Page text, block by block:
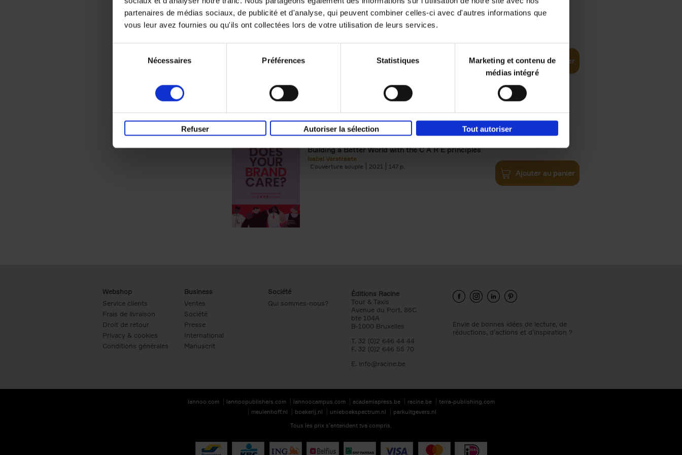
partenaires de médias sociaux, de publicité et d'analyse, qui peuvent combiner celles-ci avec d'autres informations que
vous leur avez fournies ou qu'ils ont collectées lors de votre utilisation de leurs services.
Nécessaires Préférences Statistiques
Marketing et contenu de
médias intégré
Refuser Autoriser la sélection Tout autoriser
Digital marketing like a PRO -
completely revised edition
Ajouter au panier
Does Your Brand Care?
Building a Better World with the C A R E principles
Isabel Verstraete
Couverture souple
2021 147
€34,99
Ajouter au panier
Webshop
Service clients
Frais de livraison
Droit de retour
Privacy & cookies
Conditions générales
Business
Ventes
Société
Presse
International
Manuscrit
Société
Qui sommes-nous?
Éditions Racine
Tour & Taxis
Avenue du Port, 86C
bte 104A
B-1000 Bruxelles
T. 32 (0)2 646 44 44
F. 32 (0)2 646 55 70
E. info@racine.be
Envie de bonnes idées de lecture, de
réductions, d’actions et d’inspiration ?
lannoo.com lannoopublishers.com lannoocampus.com academiapress.be racine.be
terra-publishing.com
meulenhoff.nl
boekerij.nl unieboekspectrum.nl
parkuitgevers.nl
Tous les prix s’entendent tva compris.